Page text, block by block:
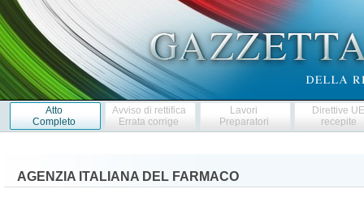
Atto
Completo
Avviso di rettifica
Errata corrige
Lavori
Preparatori
Direttive
recepite
AGENZIA ITALIANA DEL FARMACO